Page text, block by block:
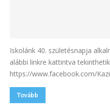
Iskolánk 40. születésnapja
alábbi linkre kattintva
https://www.facebook.com/
Tovább